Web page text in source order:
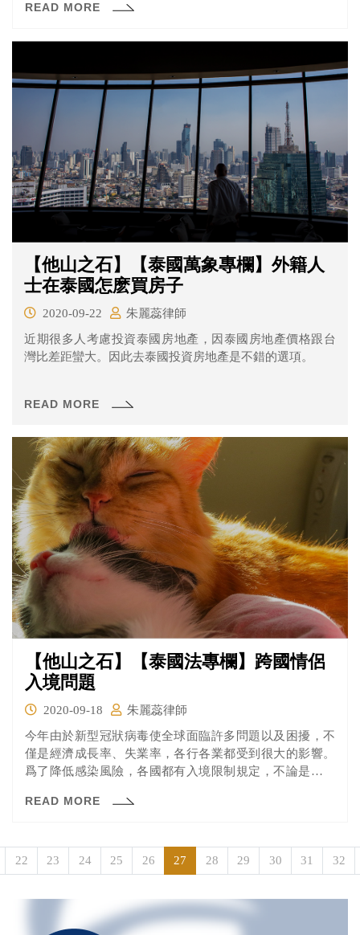
理規範，民國（下同）109年3月3日遭監委提案彈劾，移送
READ MORE
【他山之石】【泰國萬象專欄】外籍人
士在泰國怎麽買房子
2020-09-22
朱麗蕊律師
近期很多人考慮投資泰國房地產，因泰國房地產價格跟台
灣比差距蠻大。因此去泰國投資房地產是不錯的選項。
READ MORE
【他山之石】【泰國法專欄】跨國情侶
入境問題
2020-09-18
朱麗蕊律師
今年由於新型冠狀病毒使全球面臨許多問題以及困擾，不
僅是經濟成長率、失業率，各行各業都受到很大的影響。
爲了降低感染風險，各國都有入境限制規定，不論是體檢
子後，各國逐漸開始開放給部分外國籍人士入境，例如：
的跨國情侶創造了網站「love is not tourism」，呼籲政府開
放跨國情侶入境，有些國家已允許無結婚證的跨國情侶入
士、芬蘭、德國、法國及西班牙。
READ MORE
22 23 24 25 26 27 28 29 30 31 32